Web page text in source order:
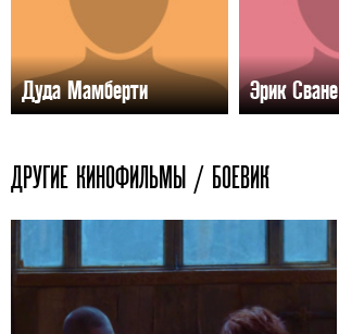
Дуда Мамберти Эрик Сване
ДРУГИЕ КИНОФИЛЬМЫ / БОЕВИК